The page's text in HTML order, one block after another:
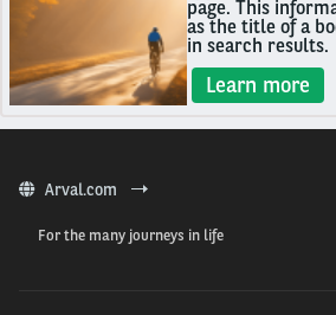
page. This
as the title of a
in search results.
Learn more
Arval.com
For the many journeys in life